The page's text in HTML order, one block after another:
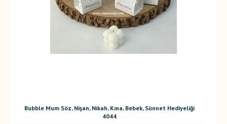
Bubble Mum Söz, Nişan, Nikah, Kına, Bebek, Sünnet Hediyeliği
4044